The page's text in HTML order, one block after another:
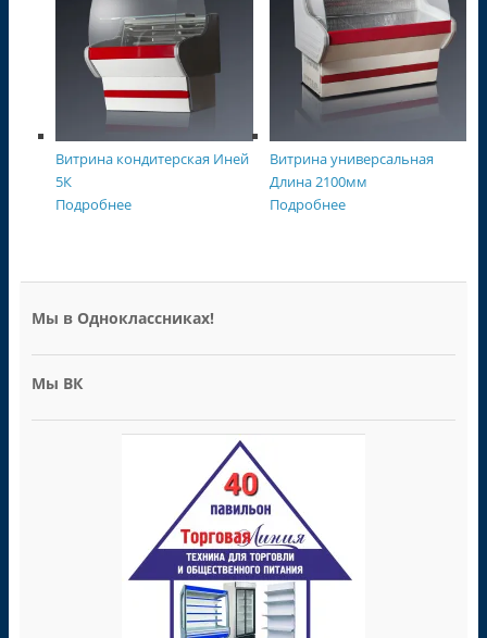
Витрина кондитерская Иней
5К
Подробнее
Витрина универсальная
Длина 2100мм
Подробнее
Мы в Одноклассниках!
Мы ВК